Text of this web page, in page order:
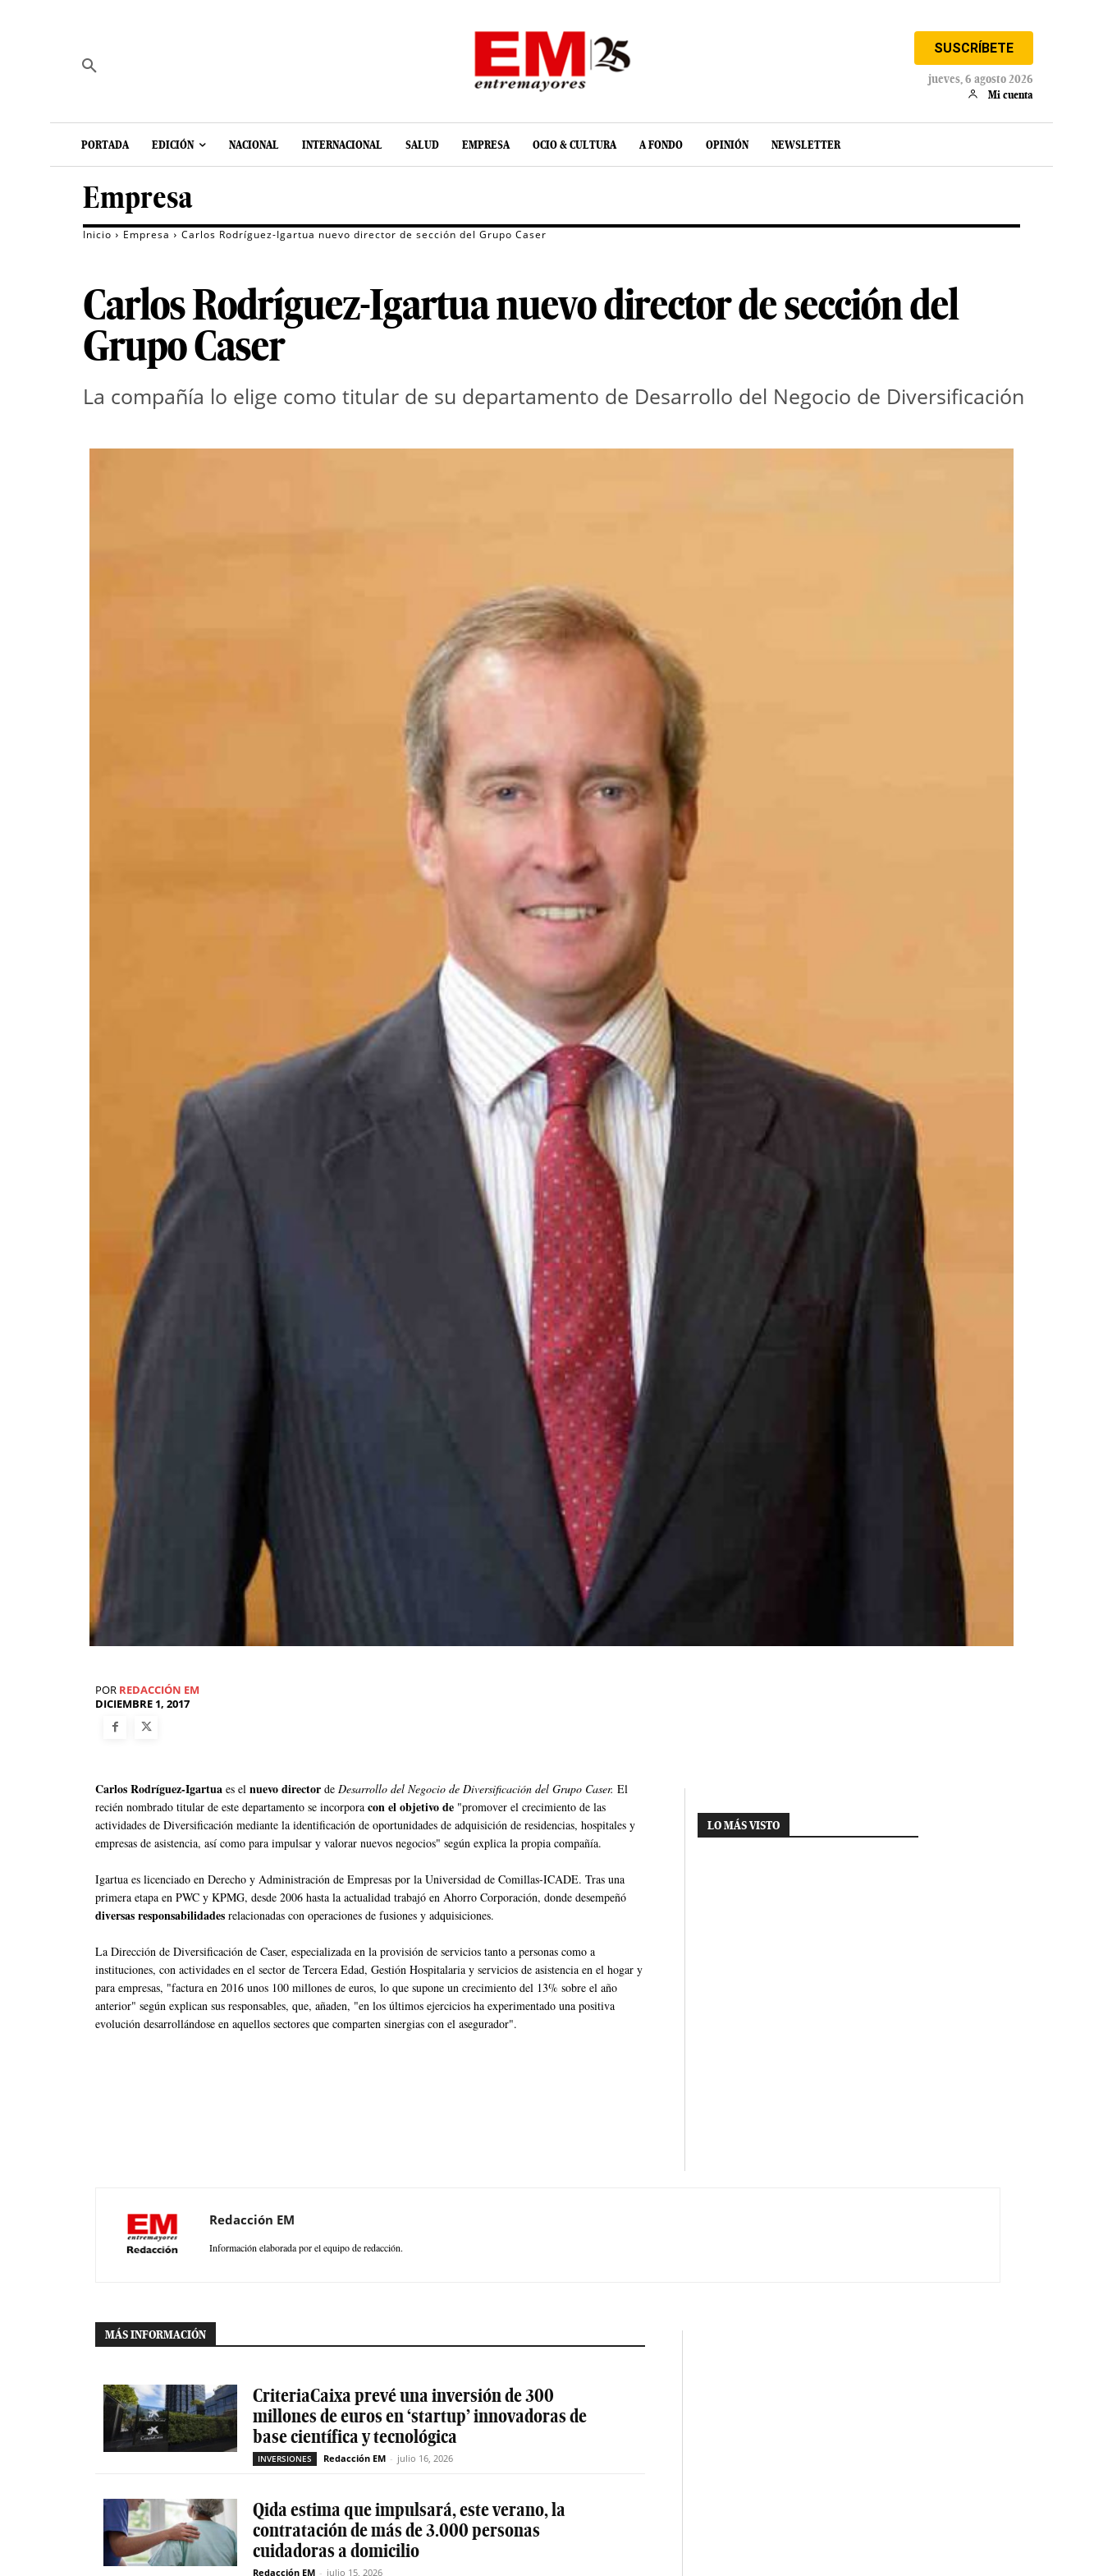
SUSCRÍBETE
jueves, 6 agosto 2026
Mi cuenta
PORTADA EDICIÓN NACIONAL INTERNACIONAL SALUD EMPRESA OCIO & CULTURA A FONDO OPINIÓN NEWSLETTER
Empresa
Inicio Empresa Carlos Rodríguez-Igartua nuevo director de sección del Grupo Caser
Carlos Rodríguez-Igartua nuevo director de sección del
Grupo Caser
La compañía lo elige como titular de su departamento de Desarrollo del Negocio de Diversificación
POR REDACCIÓN EM
DICIEMBRE 1, 2017
Carlos Rodríguez-Igartua es el nuevo director de Desarrollo del Negocio de Diversificación del Grupo Caser. El
recién nombrado titular de este departamento se incorpora con el objetivo de "promover el crecimiento de las
actividades de Diversificación mediante la identificación de oportunidades de adquisición de residencias, hospitales y
empresas de asistencia, así como para impulsar y valorar nuevos negocios" según explica la propia compañía.
Igartua es licenciado en Derecho y Administración de Empresas por la Universidad de Comillas-ICADE. Tras una
primera etapa en PWC y KPMG, desde 2006 hasta la actualidad trabajó en Ahorro Corporación, donde desempeñó
diversas responsabilidades relacionadas con operaciones de fusiones y adquisiciones.
La Dirección de Diversificación de Caser, especializada en la provisión de servicios tanto a personas como a
instituciones, con actividades en el sector de Tercera Edad, Gestión Hospitalaria y servicios de asistencia en el hogar y
para empresas, "factura en 2016 unos 100 millones de euros, lo que supone un crecimiento del 13% sobre el año
anterior" según explican sus responsables, que, añaden, "en los últimos ejercicios ha experimentado una positiva
evolución desarrollándose en aquellos sectores que comparten sinergias con el asegurador".
LO MÁS VISTO
Redacción EM
Información elaborada por el equipo de redacción.
MÁS INFORMACIÓN
CriteriaCaixa prevé una inversión de 300
millones de euros en ‘startup’ innovadoras de
base científica y tecnológica
INVERSIONES Redacción EM - julio 16, 2026
Qida estima que impulsará, este verano, la
contratación de más de 3.000 personas
cuidadoras a domicilio
Redacción EM - julio 15, 2026